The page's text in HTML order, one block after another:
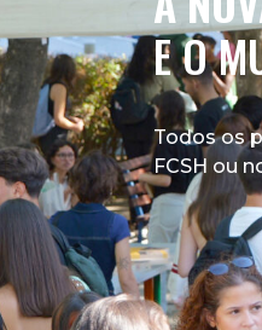
E O
Todos os
FCSH ou